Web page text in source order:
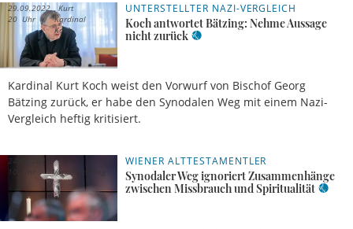
UNTERSTELLTER NAZI-VERGLEICH
Koch antwortet Bätzing: Nehme Aussage
nicht zurück
Kardinal Kurt Koch weist den Vorwurf von Bischof Georg
Bätzing zurück, er habe den Synodalen Weg mit einem Nazi-
Vergleich heftig kritisiert.
29.09.2022,
20 Uhr
Kurt
Kardinal
Koch
WIENER ALTTESTAMENTLER
Synodaler Weg ignoriert Zusammenhänge
zwischen Missbrauch und Spiritualität
24.09.2022,
10 Uhr
Vorabmeldung